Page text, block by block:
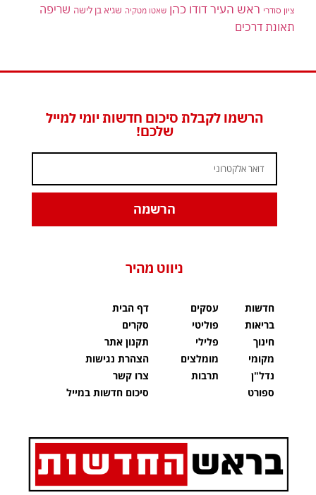
ציון סודרי ראש העיר דודו כהן שאטו מטקיה שגיא בן לישה שריפה
תאונת דרכים
הרשמו לקבלת סיכום חדשות יומי למייל
שלכם!
הרשמה
ניווט מהיר
חדשות
בריאות
חינוך
מקומי
נדל"ן
ספורט
עסקים
פוליטי
פלילי
מומלצים
תרבות
דף הבית
סקרים
תקנון אתר
הצהרת נגישות
צרו קשר
סיכום חדשות במייל